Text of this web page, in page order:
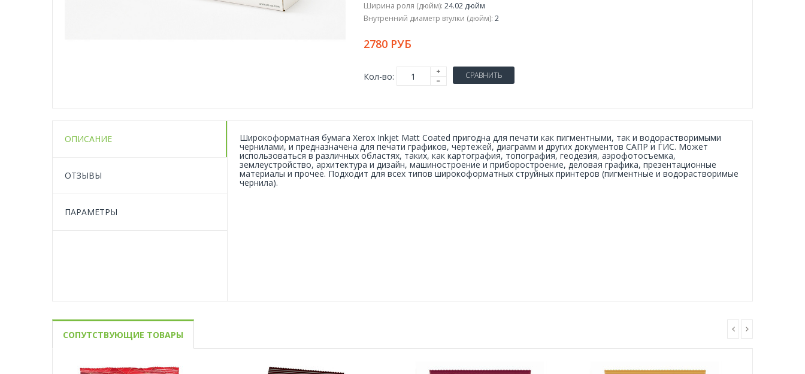
Ширина роля (дюйм): 24.02 дюйм
Внутренний диаметр втулки (дюйм): 2
2780 РУБ
Кол-во: СРАВНИТЬ
ОПИСАНИЕ
ОТЗЫВЫ
ПАРАМЕТРЫ
Широкоформатная бумага Xerox Inkjet Matt Coated пригодна для печати как пигментными, так и водорастворимыми
чернилами, и предназначена для печати графиков, чертежей, диаграмм и других документов САПР и ГИС. Может
использоваться в различных областях, таких, как картография, топография, геодезия, аэрофотосъемка,
землеустройство, архитектура и дизайн, машиностроение и приборостроение, деловая графика, презентационные
материалы и прочее. Подходит для всех типов широкоформатных струйных принтеров (пигментные и водорастворимые
чернила).
СОПУТСТВУЮЩИЕ ТОВАРЫ